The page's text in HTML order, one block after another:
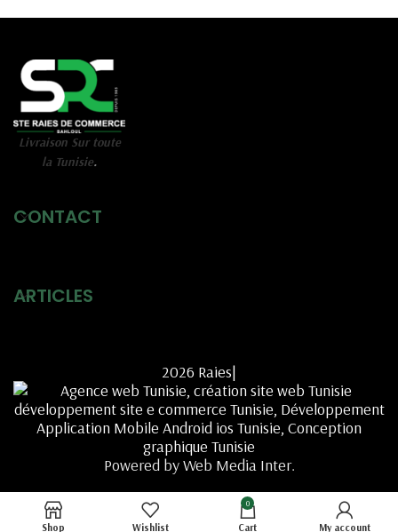
Livraison Sur toute
la Tunisie.
CONTACT
ARTICLES
2026 Raies|
Powered by Web Media Inter.
Shop Wishlist
0
Cart My account